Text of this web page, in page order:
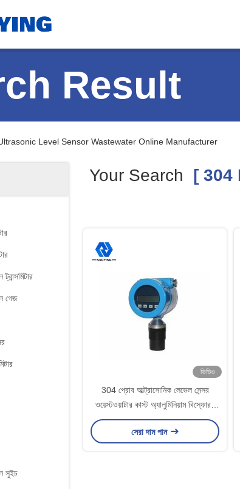
Result
Level Sensor Wastewater Online Manufacturer
গেজ
সুইচ
Your Search [ 304
ভিডিও
304 প্রোব আল্ট্রাসোনিক লেভেল সেন্সর
ওয়েস্টওয়াটার কাস্ট অ্যালুমিনিয়াম বিস্ফোরণ
প্রমাণ
সেরা দাম পান